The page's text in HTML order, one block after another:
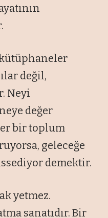
değil,
Neyi
değer
bir toplum
geleceğe
demektir.
yetmez.
sanatıdır. Bir